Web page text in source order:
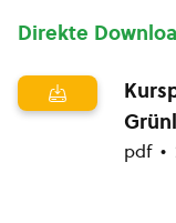
Direkte
pdf